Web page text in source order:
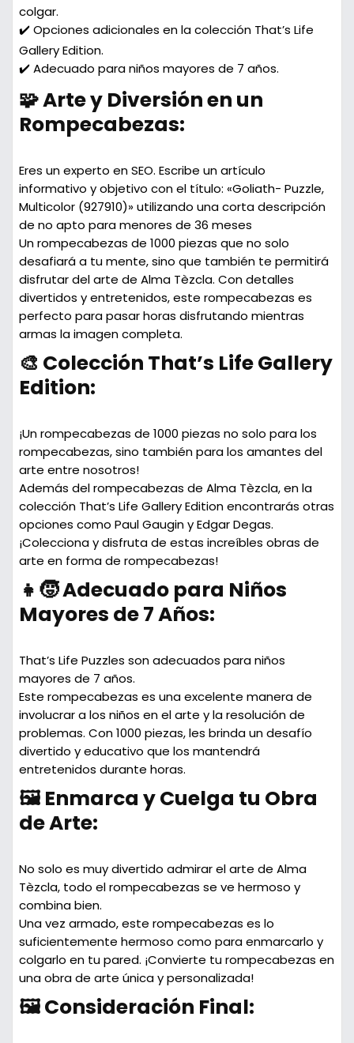
colgar.
✔️ Opciones adicionales en la colección That’s Life
Gallery Edition.
✔️ Adecuado para niños mayores de 7 años.
🧩 Arte y Diversión en un
Rompecabezas:
Eres un experto en SEO. Escribe un artículo
informativo y objetivo con el título: «Goliath- Puzzle,
Multicolor (927910)» utilizando una corta descripción
de no apto para menores de 36 meses
Un rompecabezas de 1000 piezas que no solo
desafiará a tu mente, sino que también te permitirá
disfrutar del arte de Alma Tèzcla. Con detalles
divertidos y entretenidos, este rompecabezas es
perfecto para pasar horas disfrutando mientras
armas la imagen completa.
🎨 Colección That’s Life Gallery
Edition:
¡Un rompecabezas de 1000 piezas no solo para los
rompecabezas, sino también para los amantes del
arte entre nosotros!
Además del rompecabezas de Alma Tèzcla, en la
colección That’s Life Gallery Edition encontrarás otras
opciones como Paul Gaugin y Edgar Degas.
¡Colecciona y disfruta de estas increíbles obras de
arte en forma de rompecabezas!
👧🧒 Adecuado para Niños
Mayores de 7 Años:
That’s Life Puzzles son adecuados para niños
mayores de 7 años.
Este rompecabezas es una excelente manera de
involucrar a los niños en el arte y la resolución de
problemas. Con 1000 piezas, les brinda un desafío
divertido y educativo que los mantendrá
entretenidos durante horas.
🖼️ Enmarca y Cuelga tu Obra
de Arte:
No solo es muy divertido admirar el arte de Alma
Tèzcla, todo el rompecabezas se ve hermoso y
combina bien.
Una vez armado, este rompecabezas es lo
suficientemente hermoso como para enmarcarlo y
colgarlo en tu pared. ¡Convierte tu rompecabezas en
una obra de arte única y personalizada!
🖼️ Consideración Final: